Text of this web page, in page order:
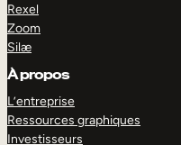
Rexel
Zoom
Silæ
À propos
L’entreprise
Ressources graphiques
Investisseurs